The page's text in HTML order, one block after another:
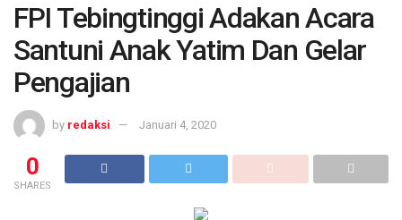
FPI Tebingtinggi Adakan Acara
Santuni Anak Yatim Dan Gelar
Pengajian
by redaksi Januari 4, 2020
0
SHARES